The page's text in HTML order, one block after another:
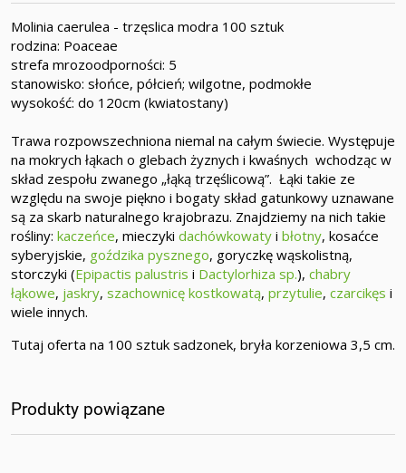
Molinia caerulea - trzęslica modra 100 sztuk
rodzina: Poaceae
strefa mrozoodporności: 5
stanowisko: słońce, półcień; wilgotne, podmokłe
wysokość: do 120cm (kwiatostany)
Trawa rozpowszechniona niemal na całym świecie. Występuje
na mokrych łąkach o glebach żyznych i kwaśnych wchodząc w
skład zespołu zwanego „łąką trzęślicową”. Łąki takie ze
względu na swoje piękno i bogaty skład gatunkowy uznawane
są za skarb naturalnego krajobrazu. Znajdziemy na nich takie
rośliny: kaczeńce, mieczyki dachówkowaty i błotny, kosaćce
syberyjskie, goździka pysznego, goryczkę wąskolistną,
storczyki (Epipactis palustris i Dactylorhiza sp.), chabry
łąkowe, jaskry, szachownicę kostkowatą, przytulie, czarcikęs i
wiele innych.
Tutaj oferta na 100 sztuk sadzonek, bryła korzeniowa 3,5 cm.
Produkty powiązane